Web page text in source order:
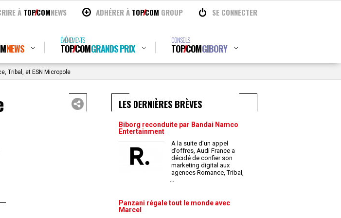
À TOPCOMNEWS ADHÉRER À TOPCOM GROUP SE CONNECTER
NEWS
ÉVÉNEMENTS
TOPCOMGRANDS PRIX
CONSEILS
TOPCOMGIBORY
Tribal, et ESN Micropole
LES DERNIÈRES BRÈVES
Biborg reconduite par Bandai Namco
Entertainment
A la suite d’un appel
d’offres, Audi France a
décidé de confier son
marketing digital aux
agences Romance, Tribal,
...
Panzani régale tout le monde avec
Marcel